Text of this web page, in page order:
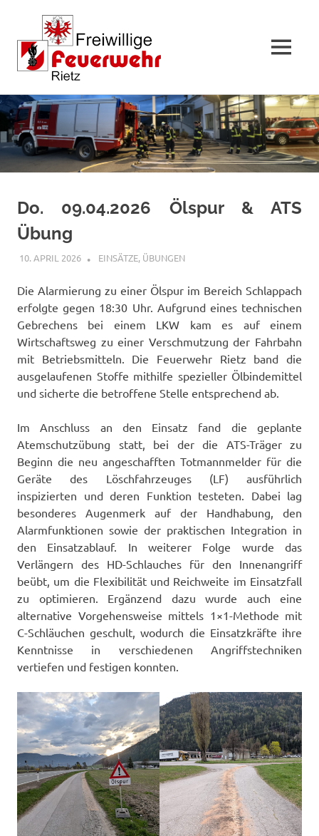
Zum
Inhalt
springen
MENÜ
Do. 09.04.2026 Ölspur & ATS
Übung
10. APRIL 2026 RAINER SCHUCHTER
EINSÄTZE, ÜBUNGEN
Die Alarmierung zu einer Ölspur im Bereich Schlappach
erfolgte gegen 18:30 Uhr. Aufgrund eines technischen
Gebrechens bei einem LKW kam es auf einem
Wirtschaftsweg zu einer Verschmutzung der Fahrbahn
mit Betriebsmitteln. Die Feuerwehr Rietz band die
ausgelaufenen Stoffe mithilfe spezieller Ölbindemittel
und sicherte die betroffene Stelle entsprechend ab.
Im Anschluss an den Einsatz fand die geplante
Atemschutzübung statt, bei der die ATS-Träger zu
Beginn die neu angeschafften Totmannmelder für die
Geräte des Löschfahrzeuges (LF) ausführlich
inspizierten und deren Funktion testeten. Dabei lag
besonderes Augenmerk auf der Handhabung, den
Alarmfunktionen sowie der praktischen Integration in
den Einsatzablauf. In weiterer Folge wurde das
Verlängern des HD-Schlauches für den Innenangriff
beübt, um die Flexibilität und Reichweite im Einsatzfall
zu optimieren. Ergänzend dazu wurde auch eine
alternative Vorgehensweise mittels 1×1-Methode mit
C-Schläuchen geschult, wodurch die Einsatzkräfte ihre
Kenntnisse in verschiedenen Angriffstechniken
vertiefen und festigen konnten.